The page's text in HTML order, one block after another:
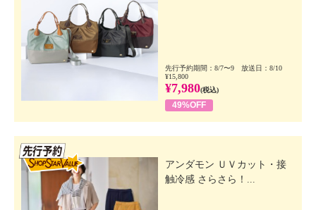
先行予約期間：8/7〜9 放送日：8/10
¥15,800
¥7,980(税込)
49%OFF
アンダモン ＵＶカット・接
触冷感 さらさら！...